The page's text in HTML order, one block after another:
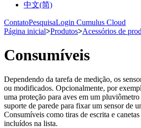
中文(简)
ContatoPesquisaLogin Cumulus Cloud
Página inicial>Produtos>Acessórios de
Consumíveis
Dependendo da tarefa de medição, os
ou modificados. Opcionalmente, por
uma proteção para aves em um
suporte de parede para fixar um sensor de
Consumíveis como tiras de escrita e
incluídos na lista.